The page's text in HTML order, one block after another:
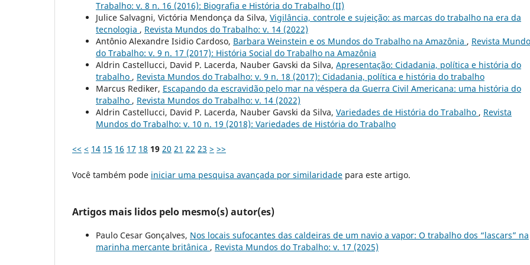
Trabalho: v. 8 n. 16 (2016): Biografia e História do Trabalho (II)
Julice Salvagni, Victória Mendonça da Silva, Vigilância, controle e sujeição: as marcas do trabalho na era da
tecnologia , Revista Mundos do Trabalho: v. 14 (2022)
Antônio Alexandre Isidio Cardoso, Barbara Weinstein e os Mundos do Trabalho na Amazônia , Revista
do Trabalho: v. 9 n. 17 (2017): História Social do Trabalho na Amazônia
Aldrin Castellucci, David P. Lacerda, Nauber Gavski da Silva, Apresentação: Cidadania, política e história do
trabalho , Revista Mundos do Trabalho: v. 9 n. 18 (2017): Cidadania, política e história do trabalho
Marcus Rediker, Escapando da escravidão pelo mar na véspera da Guerra Civil Americana: uma história do
trabalho , Revista Mundos do Trabalho: v. 14 (2022)
Aldrin Castellucci, David P. Lacerda, Nauber Gavski da Silva, Variedades de História do Trabalho , Revista
Mundos do Trabalho: v. 10 n. 19 (2018): Variedades de História do Trabalho
<< < 14 15 16 17 18 19 20 21 22 23 > >>
Você também pode iniciar uma pesquisa avançada por similaridade para este artigo.
Artigos mais lidos pelo mesmo(s) autor(es)
Paulo Cesar Gonçalves, Nos locais sufocantes das caldeiras de um navio a vapor: O trabalho dos “lascars” na
marinha mercante britânica , Revista Mundos do Trabalho: v. 17 (2025)